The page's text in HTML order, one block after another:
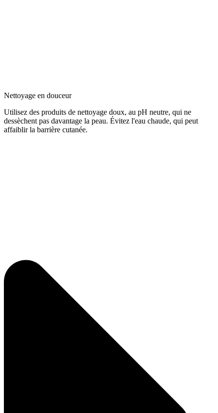
Nettoyage en douceur
Utilisez des produits de nettoyage doux, au pH neutre, qui ne
dessèchent pas davantage la peau. Évitez l'eau chaude, qui peut
affaiblir la barrière cutanée.